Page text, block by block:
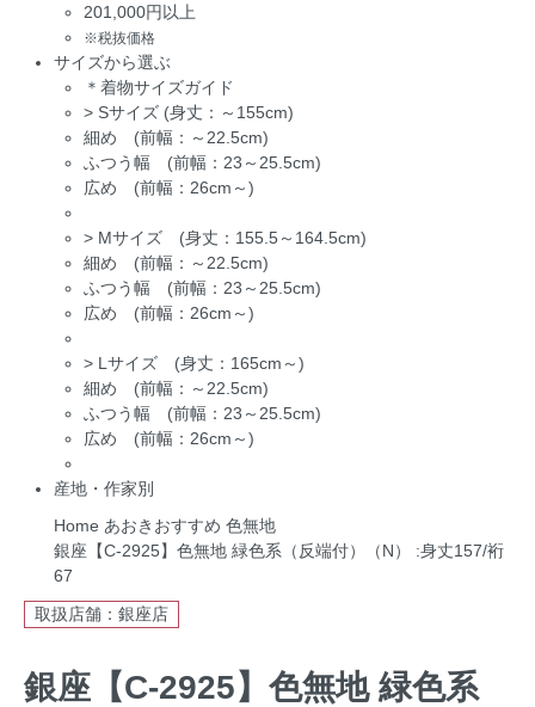
201,000円以上
※税抜価格
サイズから選ぶ
＊着物サイズガイド
> Sサイズ (身丈：～155cm)
細め (前幅：～22.5cm)
ふつう幅 (前幅：23～25.5cm)
広め (前幅：26cm～)
> Mサイズ (身丈：155.5～164.5cm)
細め (前幅：～22.5cm)
ふつう幅 (前幅：23～25.5cm)
広め (前幅：26cm～)
> Lサイズ (身丈：165cm～)
細め (前幅：～22.5cm)
ふつう幅 (前幅：23～25.5cm)
広め (前幅：26cm～)
産地・作家別
Home あおきおすすめ 色無地
銀座【C-2925】色無地 緑色系（反端付）（N） :身丈157/裄
67
取扱店舗：銀座店
銀座【C-2925】色無地 緑色系